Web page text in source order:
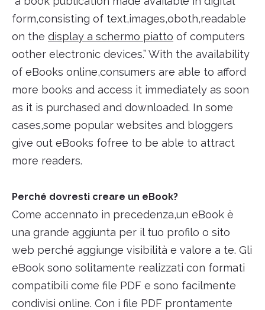
form,consisting of text,images,oboth,readable
on the display a schermo piatto of computers
oother electronic devices.” With the availability
of eBooks online,consumers are able to afford
more books and access it immediately as soon
as it is purchased and downloaded. In some
cases,some popular websites and bloggers
give out eBooks fofree to be able to attract
more readers.
Perché dovresti creare un eBook?
Come accennato in precedenza,un eBook è
una grande aggiunta per il tuo profilo o sito
web perché aggiunge visibilità e valore a te. Gli
eBook sono solitamente realizzati con formati
compatibili come file PDF e sono facilmente
condivisi online. Con i file PDF prontamente